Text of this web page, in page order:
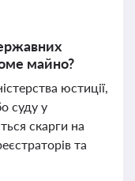
майно?
юстиції,
суду у
скарги на
та